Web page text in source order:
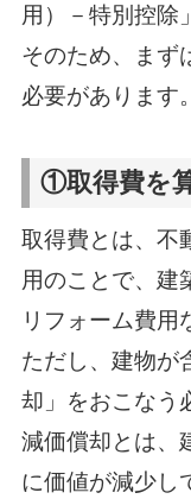
用）－特別控除
そのため、まず
必要があります。
①取得費を
取得費とは、不
用のことで、建
リフォーム費用
ただし、建物が
却」をおこなう
減価償却とは、
に価値が減少し